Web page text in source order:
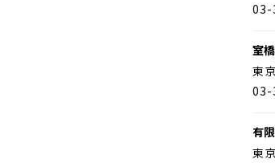
03-
室
東
03-
有
東